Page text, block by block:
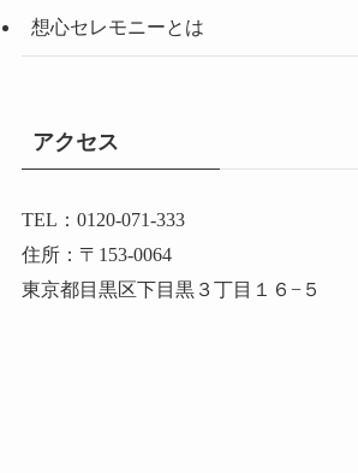
想心セレモニーとは
アクセス
TEL：0120-071-333
住所：〒153-0064
東京都目黒区下目黒３丁目１６−５